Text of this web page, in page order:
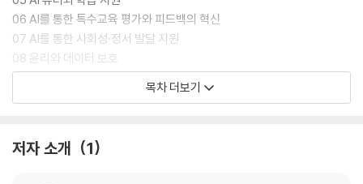
06 AI를 통한 특수교육 평가와 피드백의 혁신
07 AI를 통한 사회성·정서 발달 지원
08 윤리와 데이터 보호
09 미래를 준비하는 특수교육 전문가
10 인간과 자연을 잇는 특수교육의 미래
목차 더보기
저자 소개 1